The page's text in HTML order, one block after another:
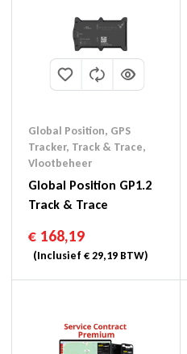
Global Position, GPS
Tracker, Track & Trace,
Vlootbeheer
Global Position GP1.2
Track & Trace
€ 168,19
(Inclusief €29,19 BTW)